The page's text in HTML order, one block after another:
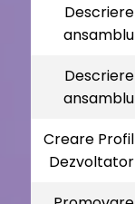
Descriere
ansamblu
Descriere
ansamblu
Creare Profil
Dezvoltator